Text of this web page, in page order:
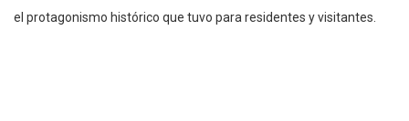
el protagonismo histórico que tuvo para residentes y visitantes.